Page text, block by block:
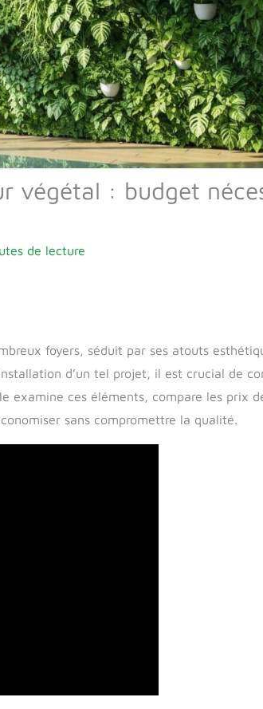
végétal : budget
de lecture
foyers, séduit par ses atouts
d’un tel projet, il est crucial de
examine ces éléments, compare les prix
sans compromettre la qualité.